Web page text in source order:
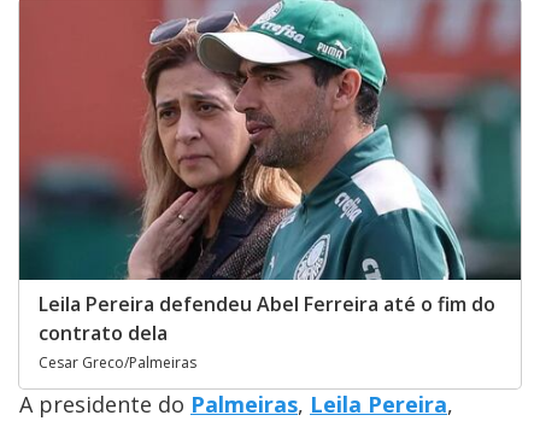
Leila Pereira defendeu Abel Ferreira até o fim do
contrato dela
Cesar Greco/Palmeiras
A presidente do Palmeiras, Leila Pereira,